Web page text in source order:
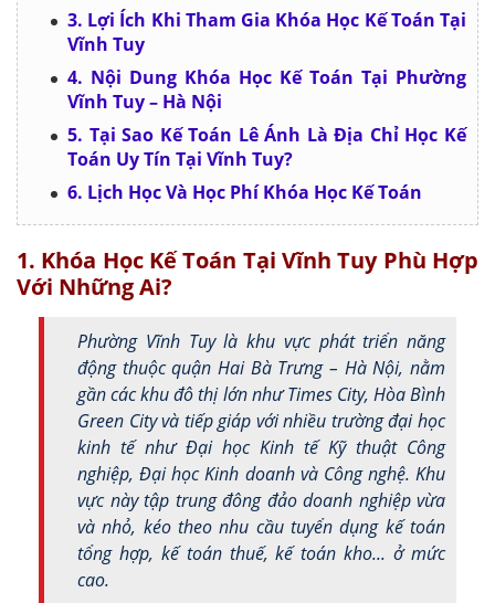
3. Lợi Ích Khi Tham Gia Khóa Học Kế Toán Tại
Vĩnh Tuy
4. Nội Dung Khóa Học Kế Toán Tại Phường
Vĩnh Tuy – Hà Nội
5. Tại Sao Kế Toán Lê Ánh Là Địa Chỉ Học Kế
Toán Uy Tín Tại Vĩnh Tuy?
6. Lịch Học Và Học Phí Khóa Học Kế Toán
1. Khóa Học Kế Toán Tại Vĩnh Tuy Phù Hợp
Với Những Ai?
Phường Vĩnh Tuy là khu vực phát triển năng
động thuộc quận Hai Bà Trưng – Hà Nội, nằm
gần các khu đô thị lớn như Times City, Hòa Bình
Green City và tiếp giáp với nhiều trường đại học
kinh tế như Đại học Kinh tế Kỹ thuật Công
nghiệp, Đại học Kinh doanh và Công nghệ. Khu
vực này tập trung đông đảo doanh nghiệp vừa
và nhỏ, kéo theo nhu cầu tuyển dụng kế toán
tổng hợp, kế toán thuế, kế toán kho... ở mức
cao.